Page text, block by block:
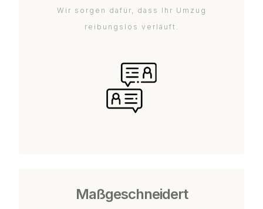
Wir sorgen dafür, dass Ihr Umzug
reibungslos verläuft.
Maßgeschneidert